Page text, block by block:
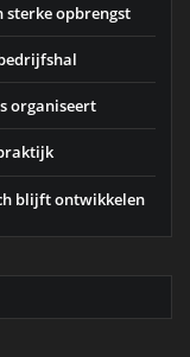
sterke opbrengst
organiseert
blijft ontwikkelen